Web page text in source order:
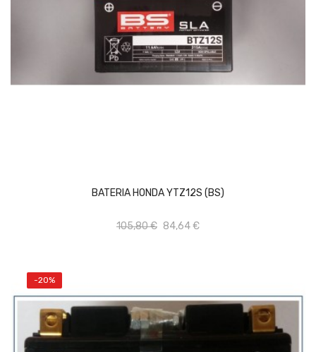
BATERIA HONDA YTZ12S (BS)
105,80 € 84,64 €
-20%